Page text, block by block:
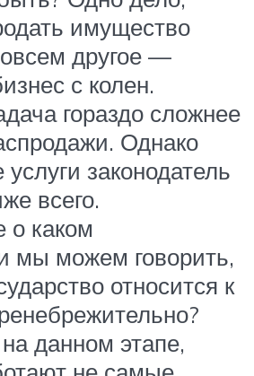
имущество
другое —
с колен.
гораздо сложнее
Однако
законодатель
всего.
о каком
мы можем говорить,
относится к
данном этапе,